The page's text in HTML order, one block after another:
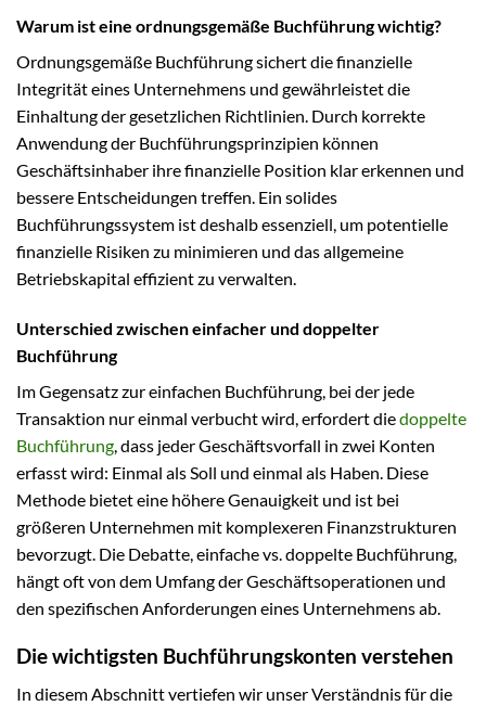
Warum ist eine ordnungsgemäße Buchführung wichtig?
Ordnungsgemäße Buchführung sichert die finanzielle
Integrität eines Unternehmens und gewährleistet die
Einhaltung der gesetzlichen Richtlinien. Durch korrekte
Anwendung der Buchführungsprinzipien können
Geschäftsinhaber ihre finanzielle Position klar erkennen und
bessere Entscheidungen treffen. Ein solides
Buchführungssystem ist deshalb essenziell, um potentielle
finanzielle Risiken zu minimieren und das allgemeine
Betriebskapital effizient zu verwalten.
Unterschied zwischen einfacher und doppelter
Buchführung
Im Gegensatz zur einfachen Buchführung, bei der jede
Transaktion nur einmal verbucht wird, erfordert diedoppelte
Buchführung , dass jeder Geschäftsvorfall in zwei Konten
erfasst wird: Einmal als Soll und einmal als Haben. Diese
Methode bietet eine höhere Genauigkeit und ist bei
größeren Unternehmen mit komplexeren Finanzstrukturen
bevorzugt. Die Debatte, einfache vs. doppelte Buchführung,
hängt oft von dem Umfang der Geschäftsoperationen und
den spezifischen Anforderungen eines Unternehmens ab.
Die wichtigsten Buchführungskonten verstehen
In diesem Abschnitt vertiefen wir unser Verständnis für die